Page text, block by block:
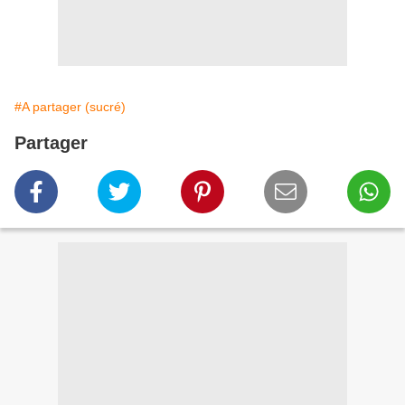
#A partager (sucré)
Partager